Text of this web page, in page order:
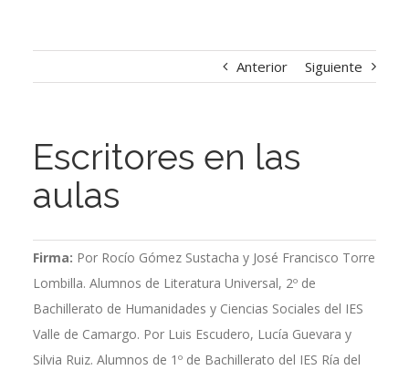
Anterior Siguiente
Escritores en las
aulas
Firma: Por Rocío Gómez Sustacha y José Francisco Torre
Lombilla. Alumnos de Literatura Universal, 2º de
Bachillerato de Humanidades y Ciencias Sociales del IES
Valle de Camargo. Por Luis Escudero, Lucía Guevara y
Silvia Ruiz. Alumnos de 1º de Bachillerato del IES Ría del